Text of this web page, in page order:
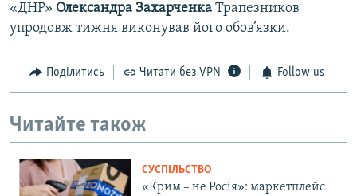
«ДНР» Олександра Захарченка Трапезников
упродовж тижня виконував його обов’язки.
Поділитись Читати без VPN Follow us
Читайте також
СУСПІЛЬСТВО
«Крим – не Росія»: маркетплейс